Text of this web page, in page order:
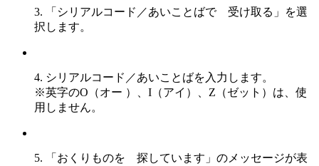
3. 「シリアルコード／あいことばで 受け取る」を選
択します。
4. シリアルコード／あいことばを入力します。
※英字のO（オー ）、I（アイ）、Z（ゼット）は、使
用しません。
5. 「おくりものを 探しています」のメッセージが表